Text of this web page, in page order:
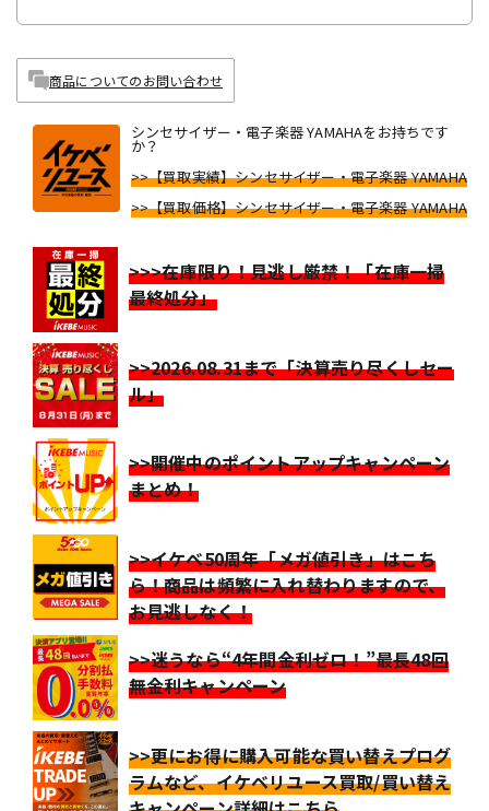
商品についてのお問い合わせ
シンセサイザー・電子楽器 YAMAHAをお持ちです
か？
>>【買取実績】シンセサイザー・電子楽器 YAMAHA
>>【買取価格】シンセサイザー・電子楽器 YAMAHA
>>>在庫限り！見逃し厳禁！「在庫一掃
最終処分」
>>2026.08.31まで「決算売り尽くしセー
ル」
>>開催中のポイントアップキャンペーン
まとめ！
>>イケベ50周年「メガ値引き」はこち
ら！商品は頻繁に入れ替わりますので、
お見逃しなく！
>>迷うなら“4年間金利ゼロ！”最長48回
無金利キャンペーン
>>更にお得に購入可能な買い替えプログ
ラムなど、イケベリユース買取/買い替え